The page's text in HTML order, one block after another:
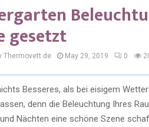
gesetzt
Thermovett.de May 29, 2019 0
Besseres, als bei eisigem
denn die Beleuchtung Ihres
Nächten eine schöne Szene